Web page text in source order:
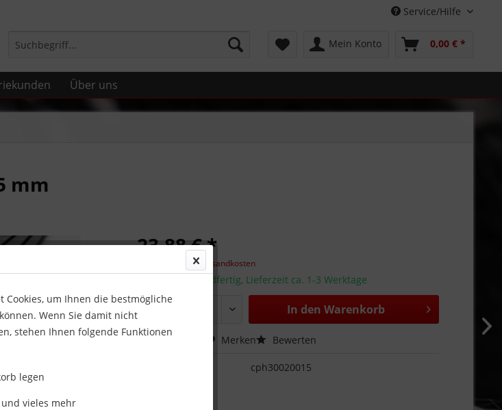
Service/Hilfe
Mein Konto 0,00 € *
Über uns
mm
23,88 € *
zzgl. Versandkosten
Sofort versandfertig, Lieferzeit ca. 1-3 Werktage
In den Warenkorb
Vergleichen Merken Bewerten
cph30020015
Cookies, um Ihnen die bestmögliche
Wenn Sie damit nicht
stehen Ihnen folgende Funktionen
legen
vieles mehr